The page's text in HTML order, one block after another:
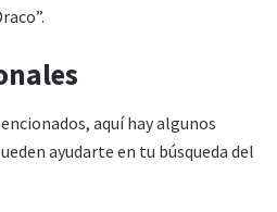
aquí hay algunos
ayudarte en tu búsqueda del